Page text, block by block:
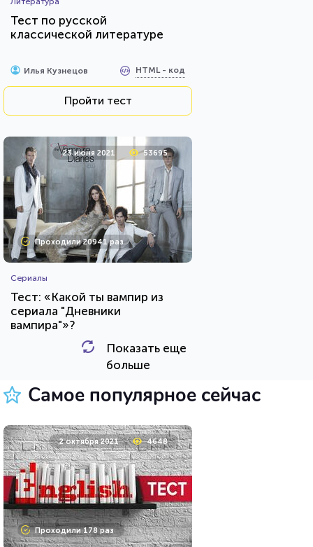
Тест по русской
классической литературе
Илья Кузнецов HTML - код
Пройти тест
23 июня 2021 53695
Проходили 20941 раз
Сериалы
Тест: «Какой ты вампир из
сериала "Дневники
вампира"»?
HTML - код
8 мая 2021 10553
Проходили 647 раз
Показать еще
больше
Самое популярное сейчас
2 октября 2021 4648
Проходили 178 раз